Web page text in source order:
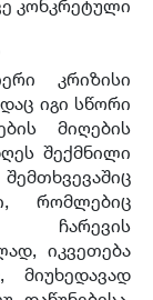
კონკრეტული
კრიზისი
იგი სწორი
მიღების
შექმნილი
რომლებიც
ჩარევის
იკვეთება
მიუხედავად